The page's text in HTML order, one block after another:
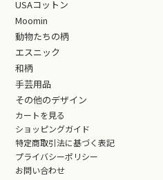
USAコットン
Moomin
動物たちの柄
エスニック
和柄
手芸用品
その他のデザイン
カートを見る
ショッピングガイド
特定商取引法に基づく表記
プライバシーポリシー
お問い合わせ